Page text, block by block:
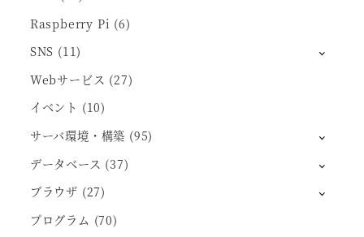
Raspberry Pi (6)
SNS (11)
Webサービス (27)
イベント (10)
サーバ環境・構築 (95)
データベース (37)
ブラウザ (27)
プログラム (70)